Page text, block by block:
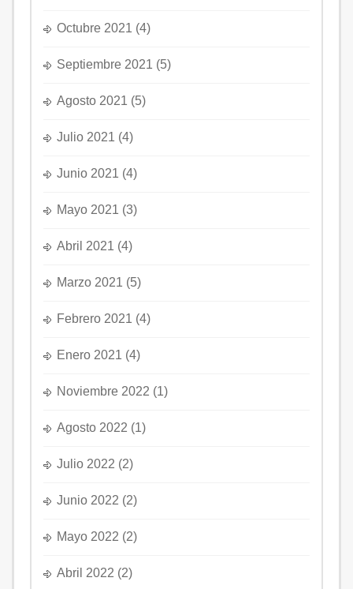
Octubre 2021 (4)
Septiembre 2021 (5)
Agosto 2021 (5)
Julio 2021 (4)
Junio 2021 (4)
Mayo 2021 (3)
Abril 2021 (4)
Marzo 2021 (5)
Febrero 2021 (4)
Enero 2021 (4)
Noviembre 2022 (1)
Agosto 2022 (1)
Julio 2022 (2)
Junio 2022 (2)
Mayo 2022 (2)
Abril 2022 (2)